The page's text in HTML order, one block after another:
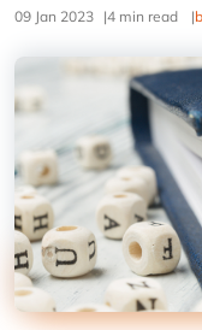
09 Jan 2023 |4 min read |